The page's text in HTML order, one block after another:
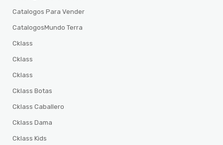
Catalogos Para Vender
CatalogosMundo Terra
Cklass
Cklass
Cklass
Cklass Botas
Cklass Caballero
Cklass Dama
Cklass Kids